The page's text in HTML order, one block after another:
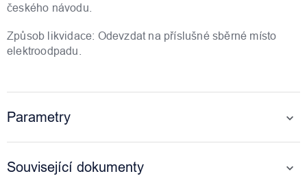
českého návodu.
Způsob likvidace: Odevzdat na příslušné sběrné místo
elektroodpadu.
Parametry
Související dokumenty